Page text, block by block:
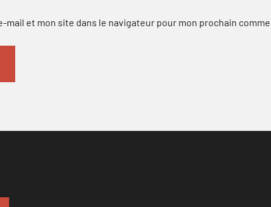
mail et mon site dans le navigateur pour mon prochain